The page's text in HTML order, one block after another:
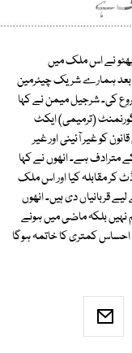
بھٹو نے اس ملک میں
بعد ہمارے شریک چیئرمین
کی۔ شرجیل میمن نے کہا
(ترمیمی) ایکٹ
کو غیر آئینی اور غیر
مترادف ہے۔ انھوں نے کہا
کر مقابلہ کیا اور اس ملک
قربانیاں دی ہیں۔ انھوں
نہیں بلکہ ماضی میں ہونے
احساس کمتری کا خاتمہ ہوگا